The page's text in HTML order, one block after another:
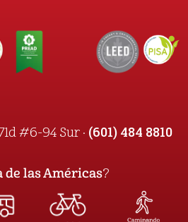
#6-94 Sur · (601) 484 8810
de las Américas?